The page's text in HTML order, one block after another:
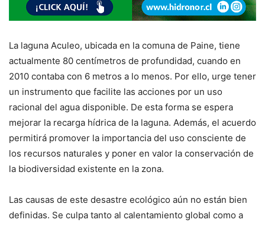
La laguna Aculeo, ubicada en la comuna de Paine, tiene
actualmente 80 centímetros de profundidad, cuando en
2010 contaba con 6 metros a lo menos. Por ello, urge tener
un instrumento que facilite las acciones por un uso
racional del agua disponible. De esta forma se espera
mejorar la recarga hídrica de la laguna. Además, el acuerdo
permitirá promover la importancia del uso consciente de
los recursos naturales y poner en valor la conservación de
la biodiversidad existente en la zona.
Las causas de este desastre ecológico aún no están bien
definidas. Se culpa tanto al calentamiento global como a